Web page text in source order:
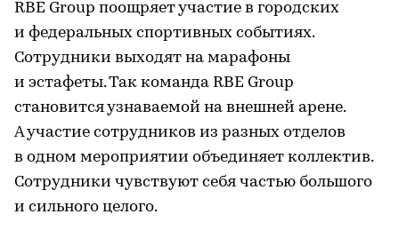
RBE Group поощряет участие в городских
и федеральных спортивных событиях.
Сотрудники выходят на марафоны
и эстафеты. Так команда RBE Group
становится узнаваемой на внешней арене.
А участие сотрудников из разных отделов
в одном мероприятии объединяет коллектив.
Сотрудники чувствуют себя частью большого
и сильного целого.